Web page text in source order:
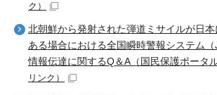
ク）
北朝鮮から発射された弾道ミサイルが日
ある場合における全国瞬時警報システム
情報伝達に関するQ＆A（国民保護ポータ
リンク）